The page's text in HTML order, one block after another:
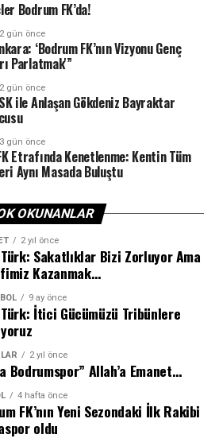
ilgi gördüğünü ifade etti. Havuzun
düzenli olarak
titizlikle sağlandığını
suyunun her ay akredite bir firma
ve sonuçların bekleme
bilgisine
Tam Not
ve arkadaşlarıyla keyifli vakit
kurs sayesinde yüzmeyi
öğrendiklerini kardeşleriyle de
bu imkanın
Belediye Başkanı Tamer
etti.
sporla iç içe büyümesini
anlayışıyla her çocuğun
olanaklarına erişebilmesi için
sürdürüyor.
arenada temsil edecek.
Takımlarıyla Aynı
ekipten oluşan Muğla
Bisiklet Takımı, Avrupa’nın
biri olarak gösterilen
yarışta sporcular, her gün
etaplarda finişe ulaşmak için ter
Bodrum FK’da!
2 gün önce
‘Bodrum FK’nın Vizyonu Genç
Parlatmak'”
2 gün önce
ile Anlaşan Gökdeniz Bayraktar
3 gün önce
Etrafında Kenetlenme: Kentin Tüm
Aynı Masada Buluştu
OKUNANLAR
2 yıl önce
Sakatlıklar Bizi Zorluyor Ama
Kazanmak…
9 ay önce
İtici Gücümüzü Tribünlere
2 yıl önce
Bodrumspor” Allah’a Emanet…
4 hafta önce
FK’nın Yeni Sezondaki İlk Rakibi
oldu